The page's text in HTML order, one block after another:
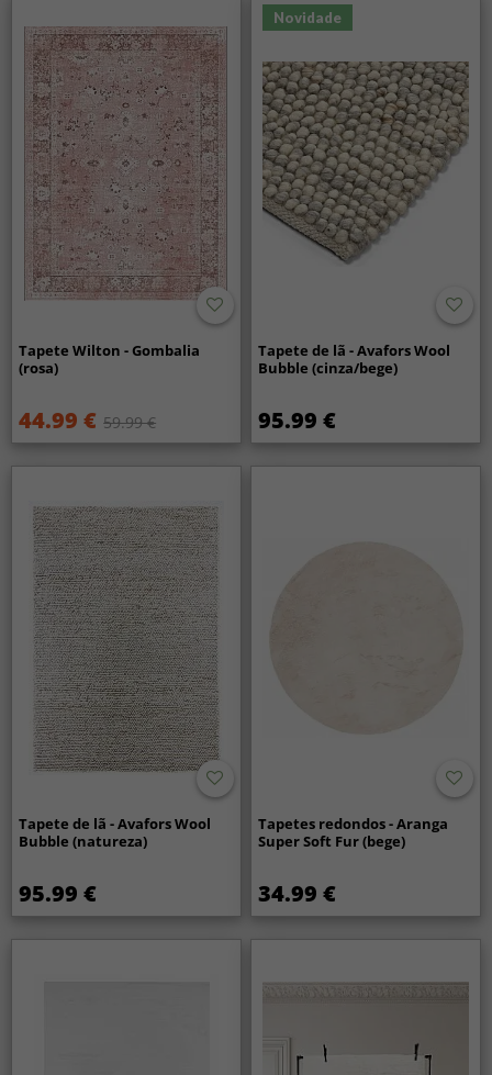
Tapete Wilton - Gombalia
(rosa)
44.99 € 59.99 €
Novidade
Tapete de lã - Avafors Wool
Bubble (cinza/bege)
95.99 €
Tapete de lã - Avafors Wool
Bubble (natureza)
95.99 €
Tapetes redondos - Aranga
Super Soft Fur (bege)
34.99 €